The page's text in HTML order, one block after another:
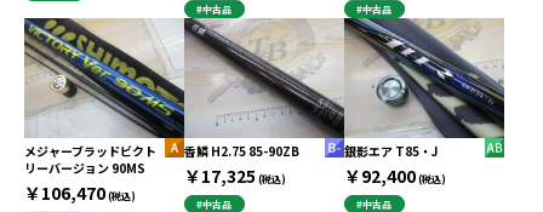
#中古品
#中古品
メジャーブラッドビクト
リーバージョン 90MS
￥106,470(税込)
香鱗 H2.75 85-90ZB
￥17,325 (税込)
#中古品
銀影エア T85・J
￥92,400(税込)
#中古品